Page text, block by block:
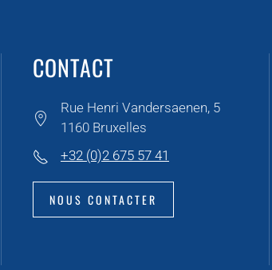
CONTACT
Rue Henri Vandersaenen, 5
1160 Bruxelles
+32 (0)2 675 57 41
NOUS CONTACTER